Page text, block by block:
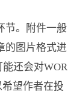
节。附件一般
的图片格式进
还会对WOR
望作者在投